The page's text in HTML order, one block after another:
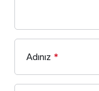
Adınız *